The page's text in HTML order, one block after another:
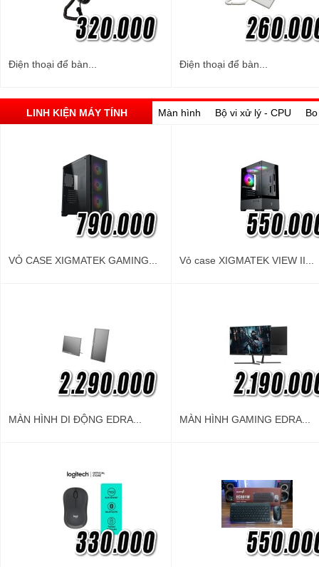
Điện thoại để bàn... Điện thoại để bàn...
LINH KIỆN MÁY TÍNH Màn hình Bộ vi xử lý - CPU
VỎ CASE XIGMATEK GAMING... Vỏ case XIGMATEK VIEW II...
MÀN HÌNH DI ĐỘNG EDRA... MÀN HÌNH GAMING EDRA...